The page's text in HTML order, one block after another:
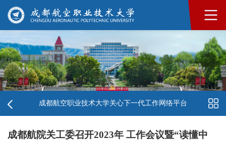
成都航空职业技术大学关心下一代工作网络平台
成都航院关工委召开2023年 工作会议暨“读懂中